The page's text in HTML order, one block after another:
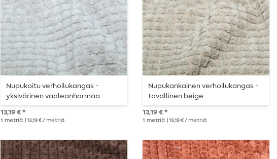
Nupukoitu verhoilukangas -
yksivärinen vaaleanharmaa
13,19 € *
1 metriä | 13,19 € / metriä
Nupukankainen verhoilukangas -
tavallinen beige
13,19 € *
1 metriä | 13,19 € / metriä